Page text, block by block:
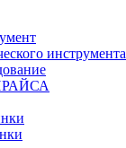
инструмента